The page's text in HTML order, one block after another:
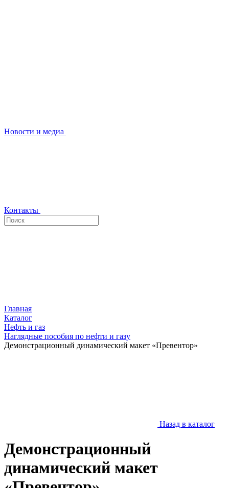
Новости и медиа
Контакты
Главная
Каталог
Нефть и газ
Наглядные пособия по нефти и газу
Демонстрационный динамический макет «Превентор»
Назад в каталог
Демонстрационный
динамический макет